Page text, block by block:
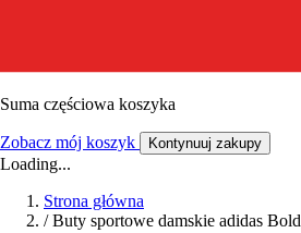
Suma częściowa koszyka
Zobacz mój koszyk Kontynuuj zakupy
Loading...
Strona główna
/ Buty sportowe damskie adidas Bold